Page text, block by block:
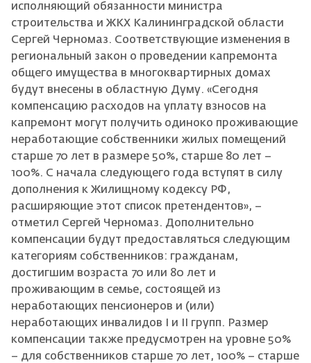
исполняющий обязанности министра
строительства и ЖКХ Калининградской области
Сергей Черномаз. Соответствующие изменения в
региональный закон о проведении капремонта
общего имущества в многоквартирных домах
будут внесены в областную Думу. «Сегодня
компенсацию расходов на уплату взносов на
капремонт могут получить одиноко проживающие
неработающие собственники жилых помещений
старше 70 лет в размере 50%, старше 80 лет –
100%. С начала следующего года вступят в силу
дополнения к Жилищному кодексу РФ,
расширяющие этот список претендентов», –
отметил Сергей Черномаз. Дополнительно
компенсации будут предоставляться следующим
категориям собственников: гражданам,
достигшим возраста 70 или 80 лет и
проживающим в семье, состоящей из
неработающих пенсионеров и (или)
неработающих инвалидов I и II групп. Размер
компенсации также предусмотрен на уровне 50%
– для собственников старше 70 лет, 100% – старше